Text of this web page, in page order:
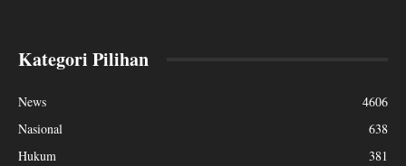
Kategori Pilihan
News
4606
Nasional
638
Hukum
381